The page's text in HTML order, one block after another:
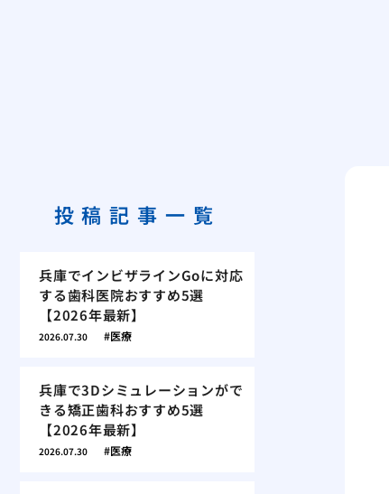
投稿記事一覧
兵庫でインビザラインGoに対応
する歯科医院おすすめ5選
【2026年最新】
2026.07.30 医療
兵庫で3Dシミュレーションがで
きる矯正歯科おすすめ5選
【2026年最新】
2026.07.30 医療